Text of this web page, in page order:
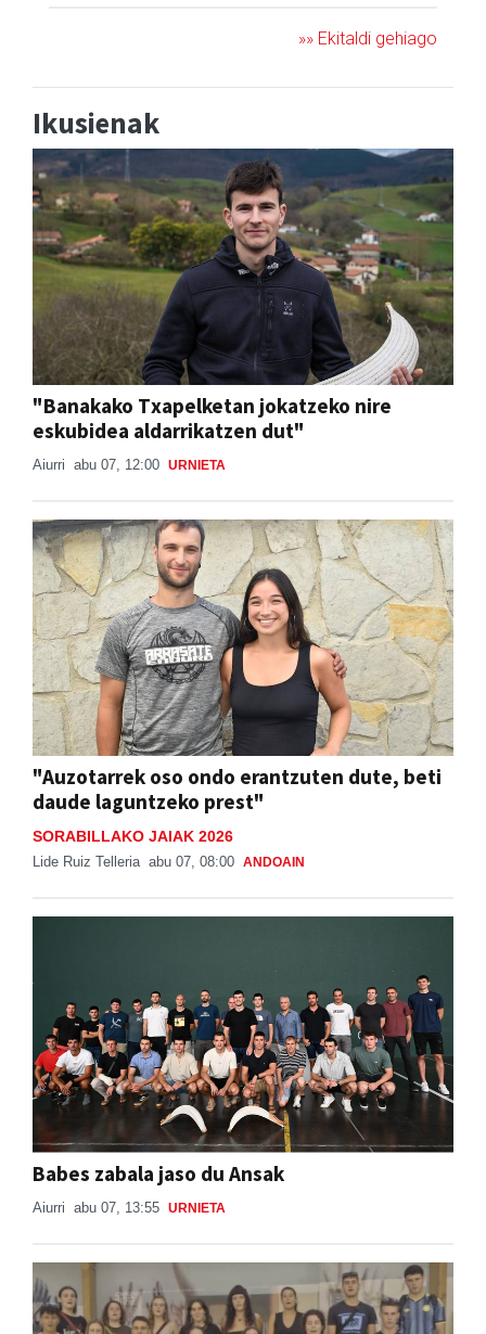
»» Ekitaldi gehiago
Ikusienak
"Banakako Txapelketan jokatzeko nire
eskubidea aldarrikatzen dut"
Aiurri abu 07, 12:00 URNIETA
"Auzotarrek oso ondo erantzuten dute, beti
daude laguntzeko prest"
SORABILLAKO JAIAK 2026
Lide Ruiz Telleria abu 07, 08:00 ANDOAIN
Babes zabala jaso du Ansak
Aiurri abu 07, 13:55 URNIETA